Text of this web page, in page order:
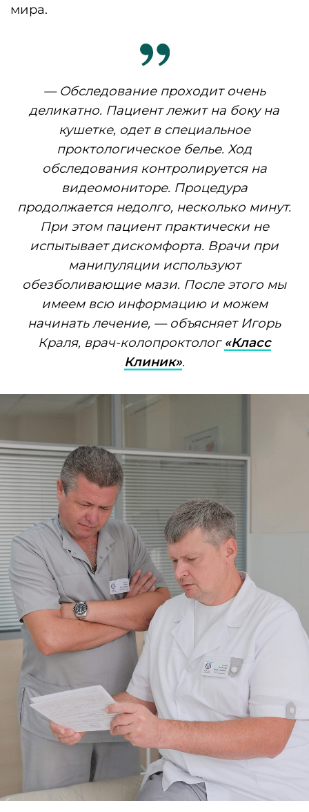
Стационар, наркоз, долгое
восстановление — это не подходит
больничный готов не каждый. В
отделении проктологии МЦ «Класс
Клиник» предложат прогрессивное
лечение, оно поможет справиться с
латексное лигирование применяют для
происходит под контролем врача,
пациенты приходят на регулярные
перевязки и осмотры, физиолечение. В
клинике предусмотрен полный
комплексный курс, чтобы ускорить
восстановление.
— Есть и другие способы лечения
проктологических заболеваний.
Один из них — радиоволновой. Врач
с помощью специального аппарата
безболезненно удаляет наружные
узлы и избавляет пациента от
анальных трещин, — рассказывает
врач-проктолог
«Класс Клиник»
Владимир Клюев.
Врачи советуют: при появлении первых
симптомов недуга — зуд, жжение,
дискомфорт в прямой кишке, чувство
инородного тела, неполного
опорожнения или даже кровотечение —
не тянуть, а сразу обратиться за
помощью. Записаться на прием можно
по телефону8 (3812) 90-59-90 или на
сайте.